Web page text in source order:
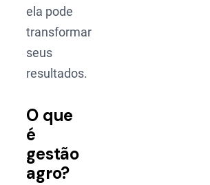
ela pode
transformar
seus
resultados.
O que
é
gestão
agro?